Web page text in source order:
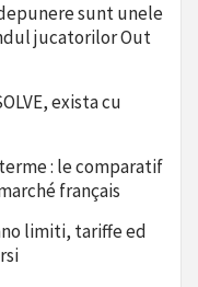
sunt unele
jucatorilor Out
exista cu
: le comparatif
français
limiti, tariffe ed